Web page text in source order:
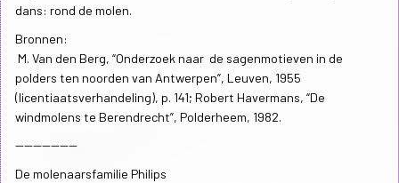
dans: rond de molen.
Bronnen:
M. Van den Berg, “Onderzoek naar de sagenmotieven in de
polders ten noorden van Antwerpen”, Leuven, 1955
(licentiaatsverhandeling), p. 141; Robert Havermans, “De
windmolens te Berendrecht”, Polderheem, 1982.
--------------
De molenaarsfamilie Philips